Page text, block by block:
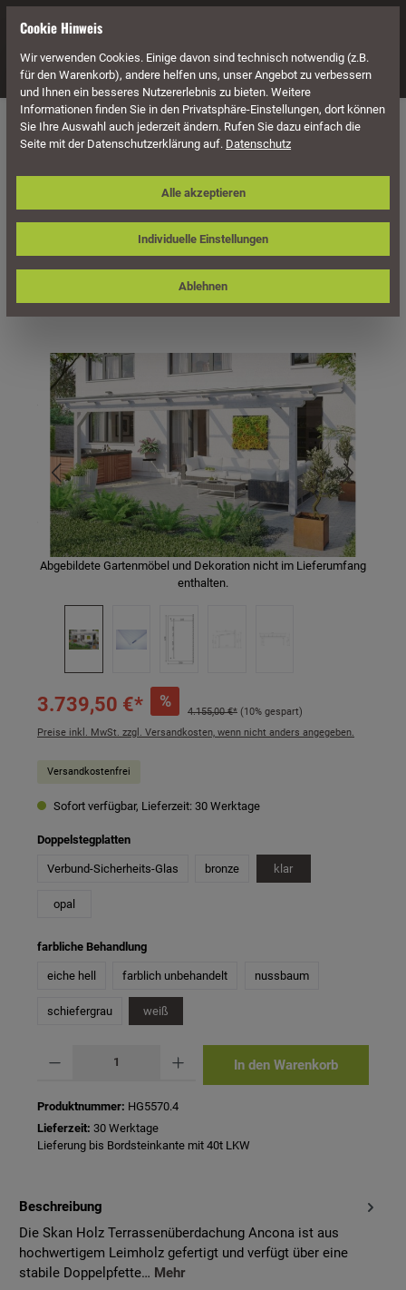
Navigation
Überdachung Terrassenüberdachungen
Skan Holz Terrassenüberdachung
Ancona 648 x 350 cm, Leimholz
Bildergalerie überspringen
Abgebildete Gartenmöbel und Dekoration nicht im Lieferumfang
enthalten.
3.739,50 €* %
4.155,00 €* (10% gespart)
Preise inkl. MwSt. zzgl. Versandkosten, wenn nicht anders angegeben.
Versandkostenfrei
Sofort verfügbar, Lieferzeit: 30 Werktage
Doppelstegplattenauswählen
Verbund-Sicherheits-Glas bronze klar
opal
farbliche Behandlungauswählen
eiche hell farblich unbehandelt nussbaum
schiefergrau weiß
In den Warenkorb
Produktnummer: HG5570.4
Lieferzeit: 30 Werktage
Lieferung bis Bordsteinkante mit 40t LKW
Beschreibung
Die Skan Holz Terrassenüberdachung Ancona ist aus
hochwertigem Leimholz gefertigt und verfügt über eine
stabile Doppelpfette… Mehr
Cookie Hinweis
Wir verwenden Cookies. Einige davon sind technisch notwendig (z.B.
für den Warenkorb), andere helfen uns, unser Angebot zu verbessern
und Ihnen ein besseres Nutzererlebnis zu bieten. Weitere
Informationen finden Sie in den Privatsphäre-Einstellungen, dort können
Sie Ihre Auswahl auch jederzeit ändern. Rufen Sie dazu einfach die
Seite mit der Datenschutzerklärung auf. Datenschutz
Individuelle Einstellungen
Ablehnen
Alle akzeptieren